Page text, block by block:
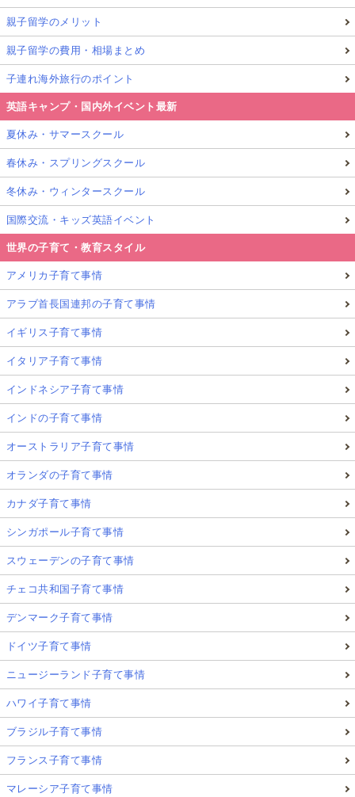
親子留学のメリット
親子留学の費用・相場まとめ
子連れ海外旅行のポイント
英語キャンプ・国内外イベント最新
夏休み・サマースクール
春休み・スプリングスクール
冬休み・ウィンタースクール
国際交流・キッズ英語イベント
世界の子育て・教育スタイル
アメリカ子育て事情
アラブ首長国連邦の子育て事情
イギリス子育て事情
イタリア子育て事情
インドネシア子育て事情
インドの子育て事情
オーストラリア子育て事情
オランダの子育て事情
カナダ子育て事情
シンガポール子育て事情
スウェーデンの子育て事情
チェコ共和国子育て事情
デンマーク子育て事情
ドイツ子育て事情
ニュージーランド子育て事情
ハワイ子育て事情
ブラジル子育て事情
フランス子育て事情
マレーシア子育て事情